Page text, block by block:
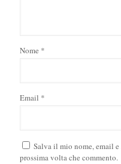
Nome *
Email *
Salva il mio nome, email
prossima volta che commento.